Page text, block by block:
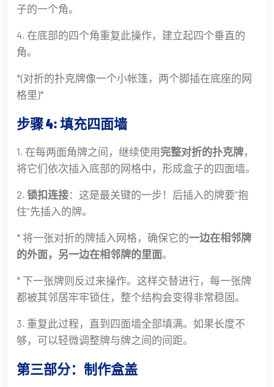
子的一个角。
4. 在底部的四个角重复此操作，建立起四个垂直的
角。
*(对折的扑克牌像一个小帐篷，两个脚插在底座的网
格里)*
步骤 4: 填充四面墙
1. 在每两面角牌之间，继续使用完整对折的扑克牌，
将它们依次插入底部的网格中，形成盒子的四面墙。
2. 锁扣连接：这是最关键的一步！后插入的牌要“抱
住”先插入的牌。
* 将一张对折的牌插入网格，确保它的一边在相邻牌
的外面，另一边在相邻牌的里面。
* 下一张牌则反过来操作。这样交替进行，每一张牌
都被其邻居牢牢锁住，整个结构会变得非常稳固。
3. 重复此过程，直到四面墙全部填满。如果长度不
够，可以轻微调整牌与牌之间的间距。
第三部分：制作盒盖